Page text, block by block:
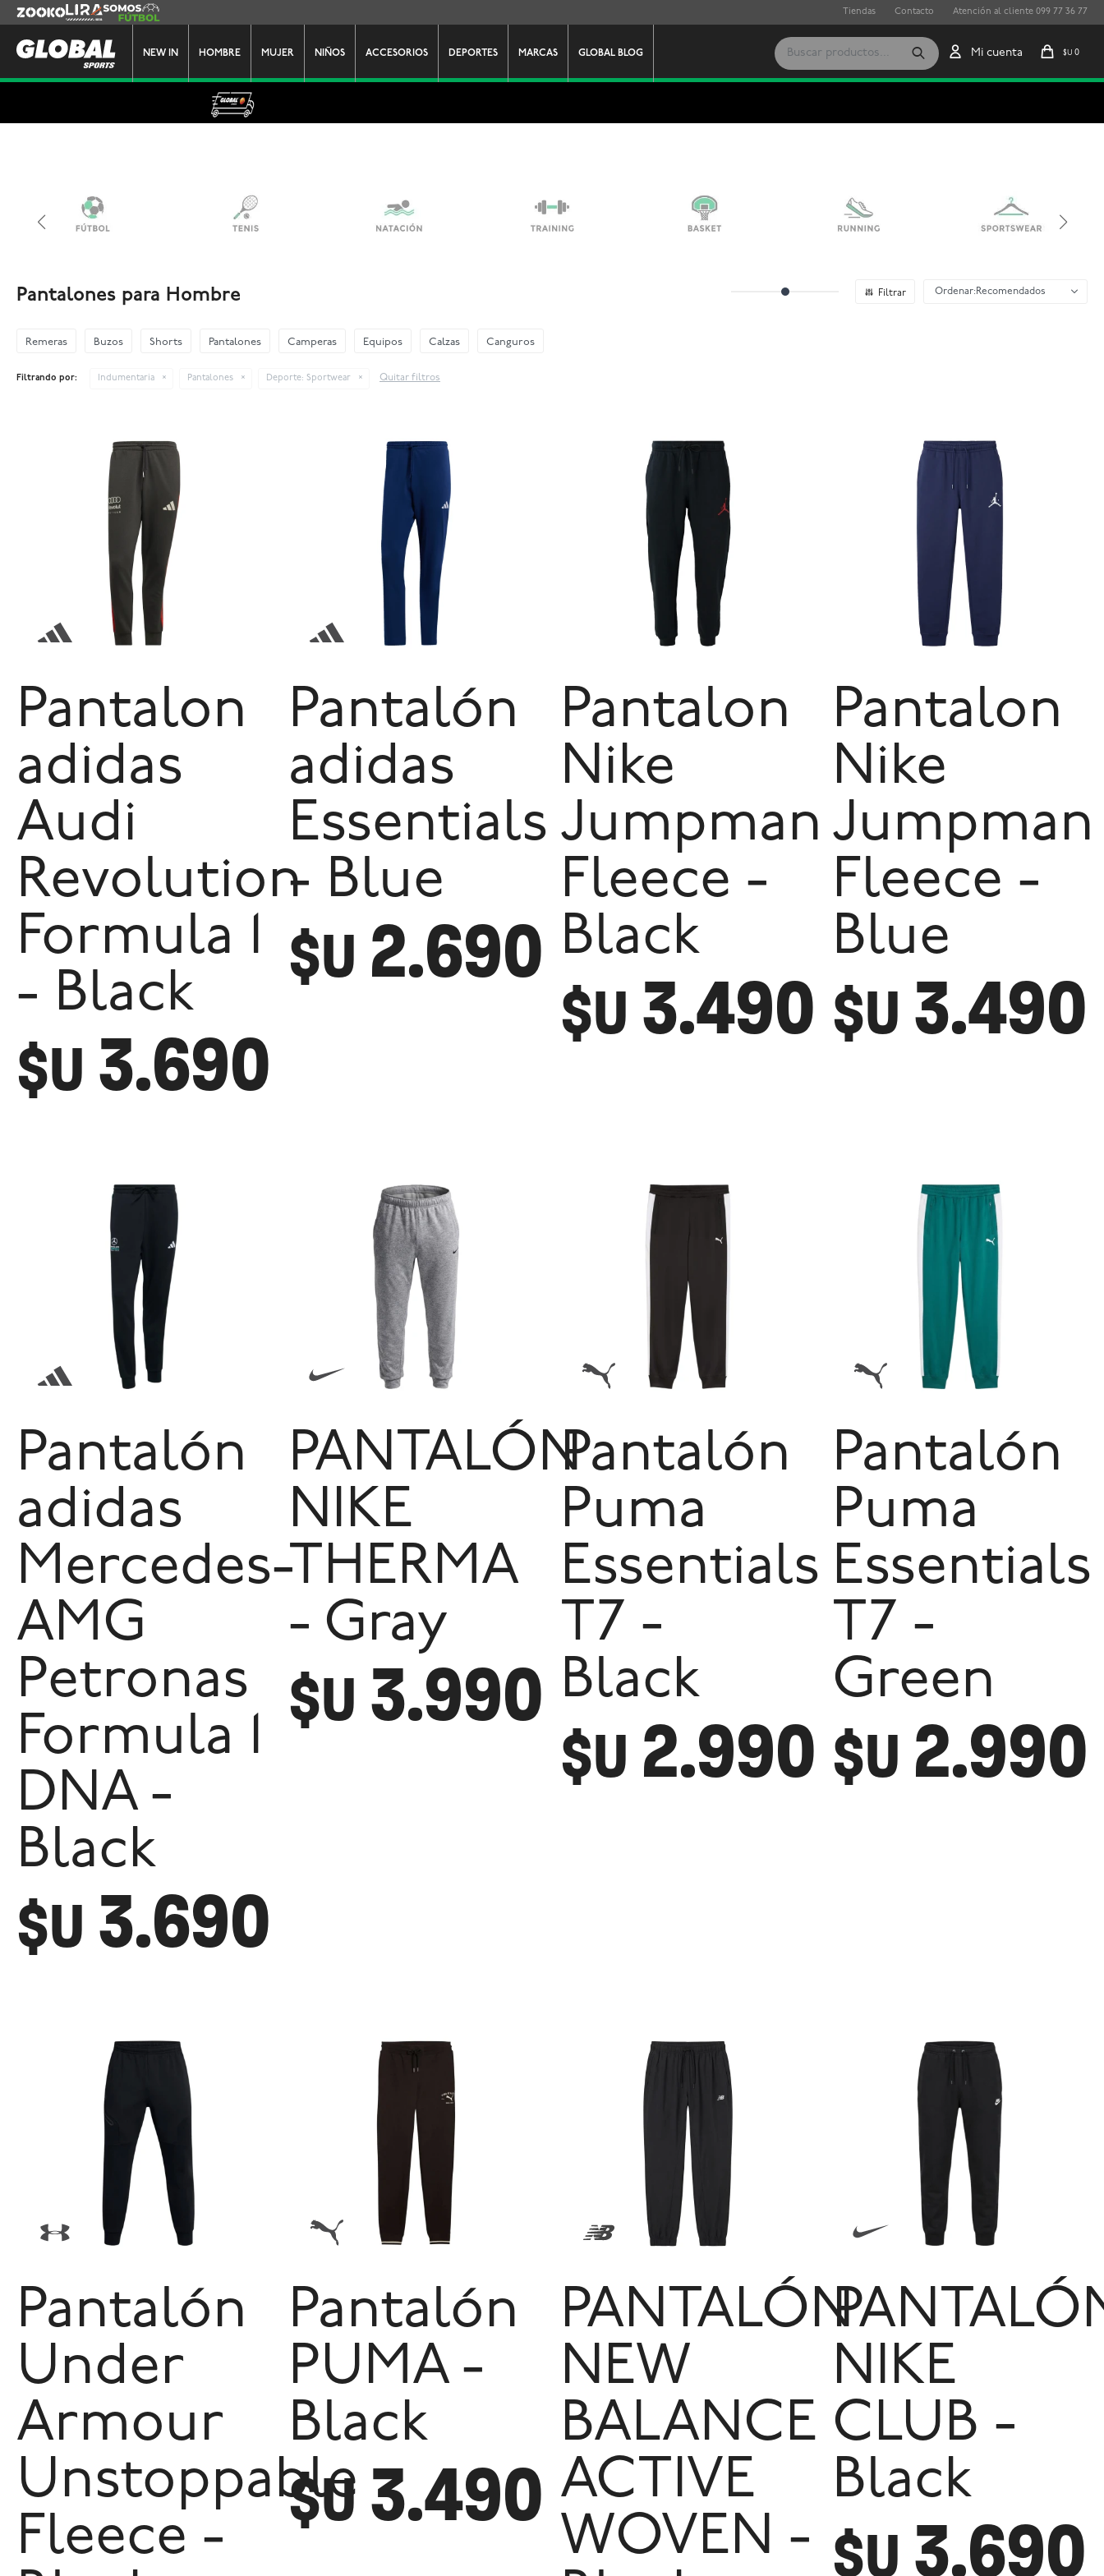
NEW IN HOMBRE MUJER NIÑOS ACCESORIOS DEPORTES MARCAS GLOBAL BLOG $U 0
Zooko Lira Somos Futbol Tiendas Contacto Atención al cliente 099 77 36 77
Pantalones para Hombre Recomendados
Remeras Buzos Shorts Pantalones Camperas Equipos Calzas Canguros
Filtrando por: Indumentaria Pantalones Deporte: Sportwear Quitar filtros
Pantalon
adidas
Audi
Revolution
Formula 1
- Black
$U 3.690
Pantalón
adidas
Essentials
- Blue
$U 2.690
Pantalon
Nike
Jumpman
Fleece -
Black
$U 3.490
Pantalon
Nike
Jumpman
Fleece -
Blue
$U 3.490
Pantalón
adidas
Mercedes-
AMG
Petronas
Formula 1
DNA -
Black
$U 3.690
PANTALÓN
NIKE
THERMA
- Gray
$U 3.990
Pantalón
Puma
Essentials
T7 -
Black
$U 2.990
Pantalón
Puma
Essentials
T7 -
Green
$U 2.990
Pantalón
Under
Armour
Unstoppable
Fleece -
Pantalón
PUMA -
Black
$U 3.490
PANTALÓN
NEW
BALANCE
ACTIVE
WOVEN -
NIKE
CLUB -
Black
$U 3.690